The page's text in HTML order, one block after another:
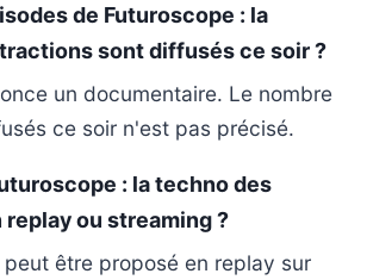
de Futuroscope : la
sont diffusés ce soir ?
un documentaire. Le nombre
ce soir n'est pas précisé.
: la techno des
ou streaming ?
être proposé en replay sur